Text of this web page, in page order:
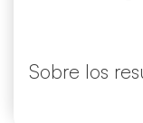
Sobre los